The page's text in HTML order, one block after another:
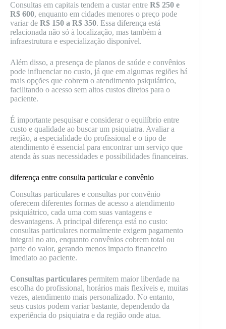
Consultas em capitais tendem a custar entre R$ 250 e
R$ 600, enquanto em cidades menores o preço pode
variar de R$ 150 a R$ 350. Essa diferença está
relacionada não só à localização, mas também à
infraestrutura e especialização disponível.
Além disso, a presença de planos de saúde e convênios
pode influenciar no custo, já que em algumas regiões há
mais opções que cobrem o atendimento psiquiátrico,
facilitando o acesso sem altos custos diretos para o
paciente.
É importante pesquisar e considerar o equilíbrio entre
custo e qualidade ao buscar um psiquiatra. Avaliar a
região, a especialidade do profissional e o tipo de
atendimento é essencial para encontrar um serviço que
atenda às suas necessidades e possibilidades financeiras.
diferença entre consulta particular e convênio
Consultas particulares e consultas por convênio
oferecem diferentes formas de acesso a atendimento
psiquiátrico, cada uma com suas vantagens e
desvantagens. A principal diferença está no custo:
consultas particulares normalmente exigem pagamento
integral no ato, enquanto convênios cobrem total ou
parte do valor, gerando menos impacto financeiro
imediato ao paciente.
Consultas particulares permitem maior liberdade na
escolha do profissional, horários mais flexíveis e, muitas
vezes, atendimento mais personalizado. No entanto,
seus custos podem variar bastante, dependendo da
experiência do psiquiatra e da região onde atua.